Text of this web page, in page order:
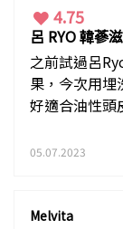
4.75
呂 RYO 韓蔘
之前試過呂
果，今次用埋
好適合油性頭
05.07.2023
Melvita